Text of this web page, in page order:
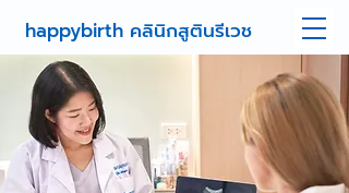
happybirth คลินิกสูตินรีเวช